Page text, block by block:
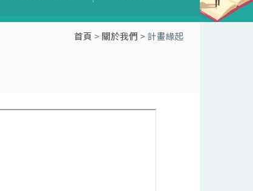
首頁 > 關於我們 > 計畫緣起